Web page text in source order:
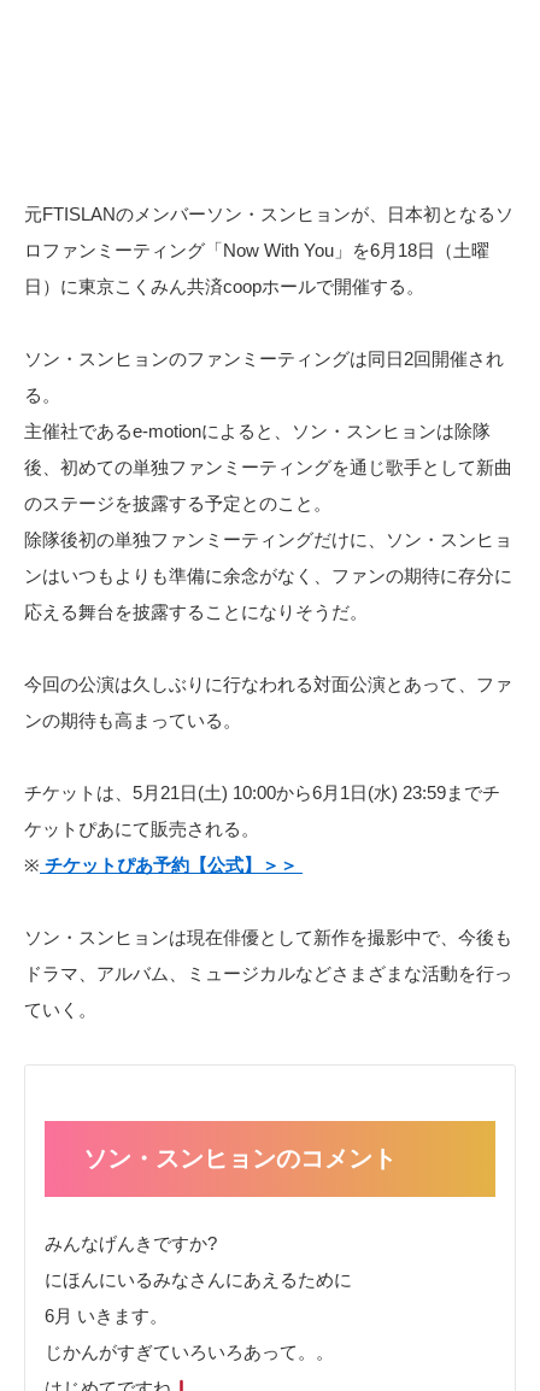
元FTISLANのメンバーソン・スンヒョンが、日本初となるソ
ロファンミーティング「Now With You」を6月18日（土曜
日）に東京こくみん共済coopホールで開催する。
ソン・スンヒョンのファンミーティングは同日2回開催され
る。
主催社であるe-motionによると、ソン・スンヒョンは除隊
後、初めての単独ファンミーティングを通じ歌手として新曲
のステージを披露する予定とのこと。
除隊後初の単独ファンミーティングだけに、ソン・スンヒョ
ンはいつもよりも準備に余念がなく、ファンの期待に存分に
応える舞台を披露することになりそうだ。
今回の公演は久しぶりに行なわれる対面公演とあって、ファ
ンの期待も高まっている。
チケットは、5月21日(土) 10:00から6月1日(水) 23:59までチ
ケットぴあにて販売される。
※ チケットぴあ予約【公式】＞＞
ソン・スンヒョンは現在俳優として新作を撮影中で、今後も
ドラマ、アルバム、ミュージカルなどさまざまな活動を行っ
ていく。
ソン・スンヒョンのコメント
みんなげんきですか?
にほんにいるみなさんにあえるために
6月 いきます。
じかんがすぎていろいろあって。。